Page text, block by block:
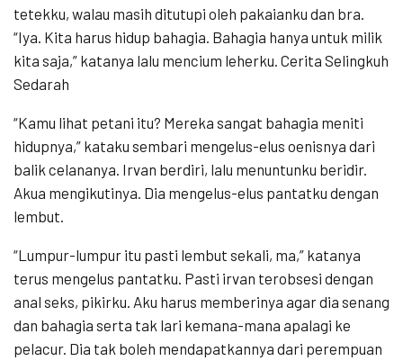
tetekku, walau masih ditutupi oleh pakaianku dan bra.
“Iya. Kita harus hidup bahagia. Bahagia hanya untuk milik
kita saja,” katanya lalu mencium leherku. Cerita Selingkuh
Sedarah
“Kamu lihat petani itu? Mereka sangat bahagia meniti
hidupnya,” kataku sembari mengelus-elus oenisnya dari
balik celananya. Irvan berdiri, lalu menuntunku beridir.
Akua mengikutinya. Dia mengelus-elus pantatku dengan
lembut.
“Lumpur-lumpur itu pasti lembut sekali, ma,” katanya
terus mengelus pantatku. Pasti irvan terobsesi dengan
anal seks, pikirku. Aku harus memberinya agar dia senang
dan bahagia serta tak lari kemana-mana apalagi ke
pelacur. Dia tak boleh mendapatkannya dari perempuan